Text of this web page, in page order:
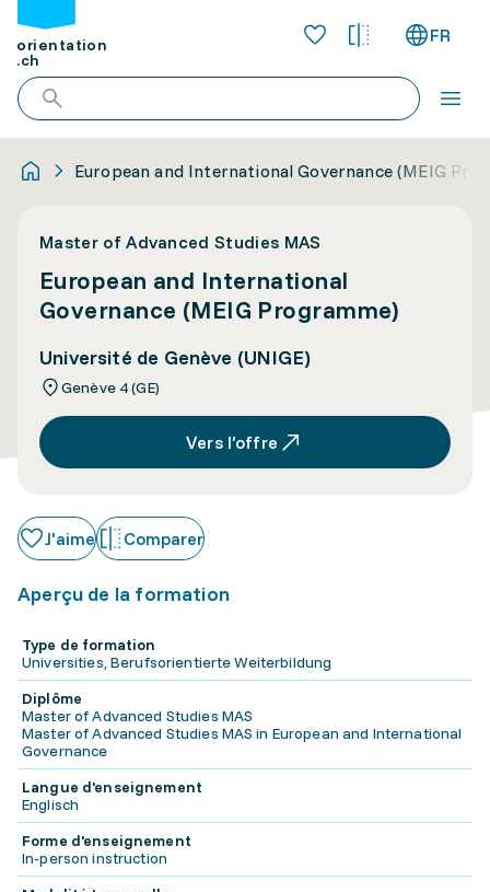
orientation
.ch
FR
European and International Governance (MEIG
Master of Advanced Studies MAS
European and International
Governance (MEIG Programme)
Université de Genève (UNIGE)
Genève 4 (GE)
Vers l’offre
J'aime Comparer
Aperçu de la formation
Type de formation
Universities, Berufsorientierte Weiterbildung
Diplôme
Master of Advanced Studies MAS
Master of Advanced Studies MAS in European and International
Governance
Langue d'enseignement
Englisch
Forme d'enseignement
In-person instruction